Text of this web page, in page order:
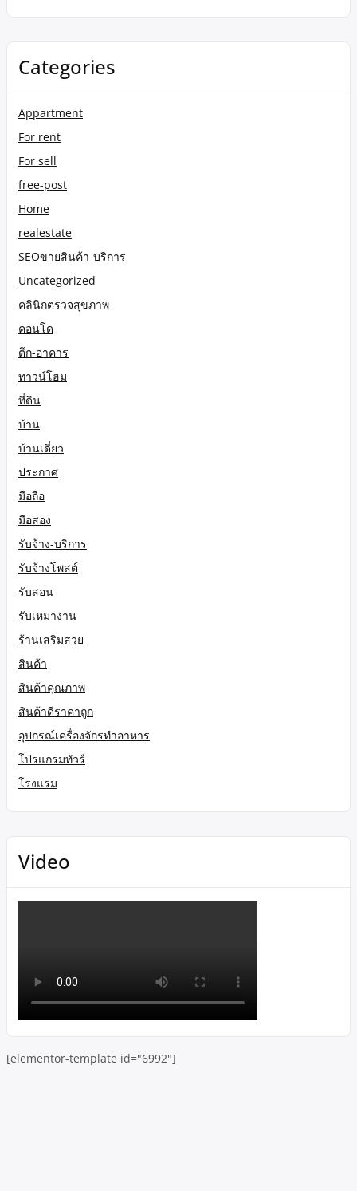
Categories
Appartment
For rent
For sell
free-post
Home
realestate
SEOขายสินค้า-บริการ
Uncategorized
คลินิกตรวจสุขภาพ
คอนโด
ตึก-อาคาร
ทาวน์โฮม
ที่ดิน
บ้าน
บ้านเดี่ยว
ประกาศ
มือถือ
มือสอง
รับจ้าง-บริการ
รับจ้างโพสต์
รับสอน
รับเหมางาน
ร้านเสริมสวย
สินค้า
สินค้าคุณภาพ
สินค้าดีราคาถูก
อุปกรณ์เครื่องจักรทำอาหาร
โปรแกรมทัวร์
โรงแรม
Video
[elementor-template id="6992"]